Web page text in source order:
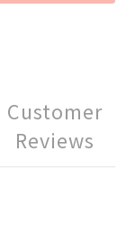
Customer
Reviews